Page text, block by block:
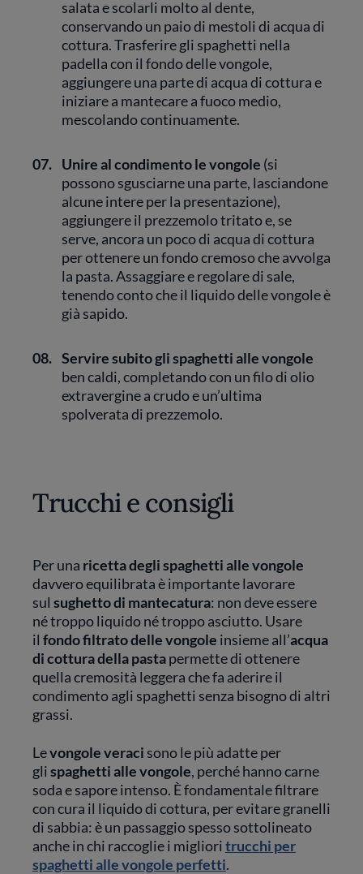
salata e scolarli molto al dente,
conservando un paio di mestoli di acqua di
cottura. Trasferire gli spaghetti nella
padella con il fondo delle vongole,
aggiungere una parte di acqua di cottura e
iniziare a mantecare a fuoco medio,
mescolando continuamente.
07. Unire al condimento le vongole (si
possono sgusciarne una parte, lasciandone
alcune intere per la presentazione),
aggiungere il prezzemolo tritato e, se
serve, ancora un poco di acqua di cottura
per ottenere un fondo cremoso che avvolga
la pasta. Assaggiare e regolare di sale,
tenendo conto che il liquido delle vongole è
già sapido.
08. Servire subito gli spaghetti alle vongole
ben caldi, completando con un filo di olio
extravergine a crudo e un’ultima
spolverata di prezzemolo.
Trucchi e consigli
Per una ricetta degli spaghetti alle vongole
davvero equilibrata è importante lavorare
sul sughetto di mantecatura: non deve essere
né troppo liquido né troppo asciutto. Usare
il fondo filtrato delle vongole insieme all’acqua
di cottura della pastapermette di ottenere
quella cremosità leggera che fa aderire il
condimento agli spaghetti senza bisogno di altri
grassi.
Levongole veracisono le più adatte per
glispaghetti alle vongole, perché hanno carne
soda e sapore intenso. È fondamentale filtrare
con cura il liquido di cottura, per evitare granelli
di sabbia: è un passaggio spesso sottolineato
anche in chi raccoglie i miglioritrucchi per
spaghetti alle vongole perfetti.